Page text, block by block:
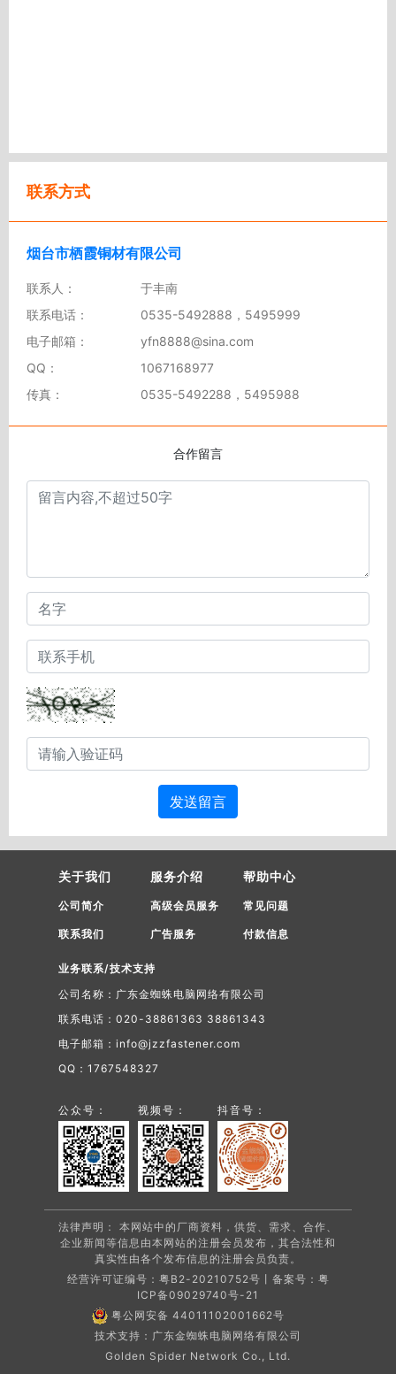
联系方式
烟台市栖霞铜材有限公司
联系人：
于丰南
联系电话：
0535-5492888，5495999
电子邮箱：
yfn8888@sina.com
QQ：
1067168977
传真：
0535-5492288，5495988
合作留言
发送留言
关于我们
公司简介
联系我们
服务介绍
高级会员服务
广告服务
帮助中心
常见问题
付款信息
业务联系/技术支持
公司名称：广东金蜘蛛电脑网络有限公司
联系电话：020-38861363 38861343
电子邮箱：info@jzzfastener.com
QQ：1767548327
公众号： 视频号： 抖音号：
法律声明： 本网站中的厂商资料，供货、需求、合作、
企业新闻等信息由本网站的注册会员发布，其合法性和
真实性由各个发布信息的注册会员负责。
经营许可证编号：粤B2-20210752号丨备案号： 粤
ICP备09029740号-21
粤公网安备 44011102001662号
技术支持：广东金蜘蛛电脑网络有限公司
Golden Spider Network Co., Ltd.